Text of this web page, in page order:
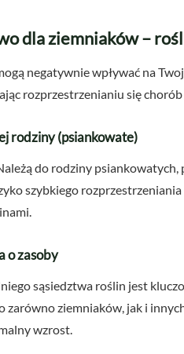
dla ziemniaków –
negatywnie wpływać na
rozprzestrzenianiu się
rodziny (psiankowate)
do rodziny
szybkiego
o zasoby
sąsiedztwa roślin jest
zarówno ziemniaków, jak i
wzrost.